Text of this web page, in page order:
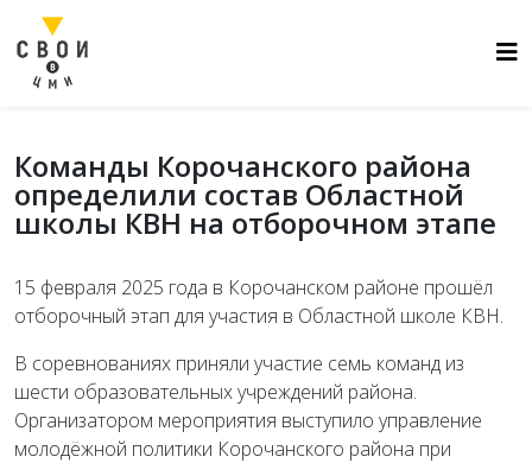
Команды Корочанского района
определили состав Областной
школы КВН на отборочном этапе
15 февраля 2025 года в Корочанском районе прошёл
отборочный этап для участия в Областной школе КВН.
В соревнованиях приняли участие семь команд из
шести образовательных учреждений района.
Организатором мероприятия выступило управление
молодёжной политики Корочанского района при